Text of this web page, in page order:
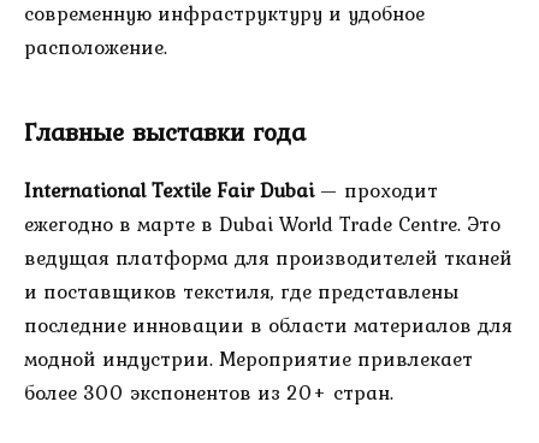
современную инфраструктуру и удобное
расположение.
Главные выставки года
International Textile Fair Dubai— проходит
ежегодно в марте в Dubai World Trade Centre. Это
ведущая платформа для производителей тканей
и поставщиков текстиля, где представлены
последние инновации в области материалов для
модной индустрии. Мероприятие привлекает
более 300 экспонентов из 20+ стран.